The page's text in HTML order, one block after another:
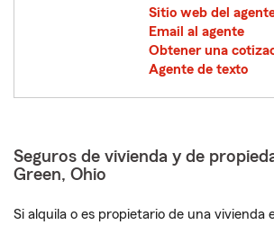
Sitio web del
Email al agente
Obtener una
Agente de texto
Seguros de vivienda y de
Green, Ohio
Si alquila o es propietario de una vivienda